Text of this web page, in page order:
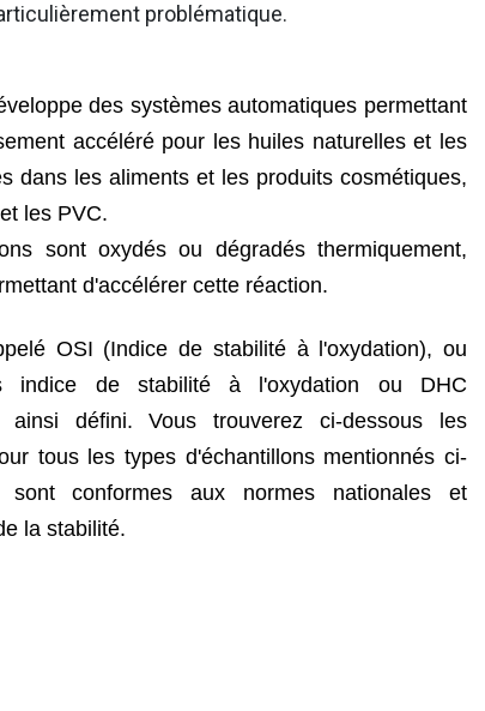
problématique.
des systèmes automatiques permettant
accéléré pour les huiles naturelles et les
dans les aliments et les produits cosmétiques,
les PVC.
sont oxydés ou dégradés thermiquement,
d'accélérer cette réaction.
OSI (Indice de stabilité à l'oxydation), ou
indice de stabilité à l'oxydation ou DHC
ainsi défini. Vous trouverez ci-dessous les
tous les types d'échantillons mentionnés ci-
conformes aux normes nationales et
la stabilité.